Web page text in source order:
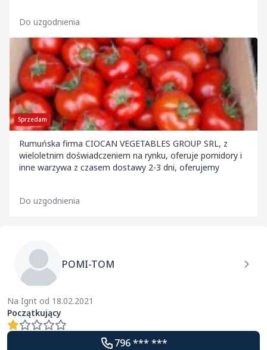
Do uzgodnienia
Sprzedam
Rumuńska firma CIOCAN VEGETABLES GROUP SRL, z
wieloletnim doświadczeniem na rynku, oferuje pomidory i
inne warzywa z czasem dostawy 2-3 dni, oferujemy
Do uzgodnienia
POMI-TOM
Na Igrit od 18.02.2021
Początkujący
796 *** ***